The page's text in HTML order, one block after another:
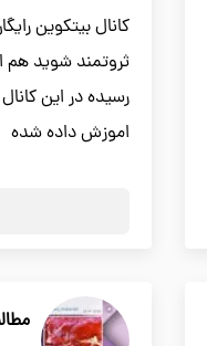
کانال بیتکوین
رسیده در این
اموزش داده شده